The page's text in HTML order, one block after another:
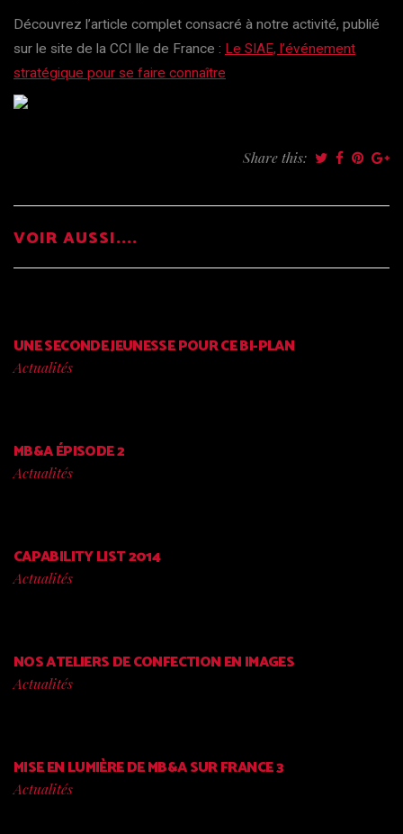
Découvrez l’article complet consacré à notre activité, publié
sur le site de la CCI Ile de France : Le SIAE, l’événement
stratégique pour se faire connaître
Share this:
VOIR AUSSI....
UNE SECONDE JEUNESSE POUR CE BI-PLAN
Actualités
MB&A ÉPISODE 2
Actualités
CAPABILITY LIST 2014
Actualités
NOS ATELIERS DE CONFECTION EN IMAGES
Actualités
MISE EN LUMIÈRE DE MB&A SUR FRANCE 3
Actualités